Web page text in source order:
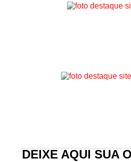
DEIXE AQUI SUA